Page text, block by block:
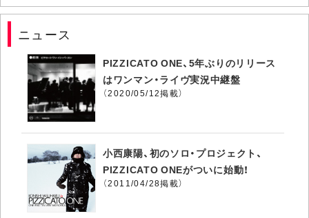
ニュース
PIZZICATO ONE、5年ぶりのリリース
はワンマン・ライヴ実況中継盤
（2020/05/12掲載）
小西康陽、初のソロ・プロジェクト、
PIZZICATO ONEがついに始動！
（2011/04/28掲載）